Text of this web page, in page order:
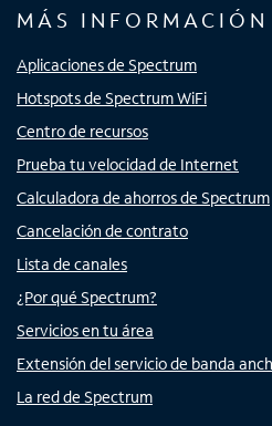
MÁS INFORMACIÓN
Aplicaciones de Spectrum
Hotspots de Spectrum WiFi
Centro de recursos
Prueba tu velocidad de Internet
Calculadora de ahorros de Spectrum
Cancelación de contrato
Lista de canales
¿Por qué Spectrum?
Servicios en tu área
Extensión del servicio de banda
La red de Spectrum